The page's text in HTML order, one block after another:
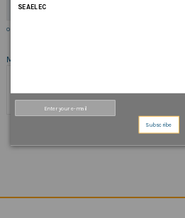
optionnel
Message
SEAELEC
Subscribe